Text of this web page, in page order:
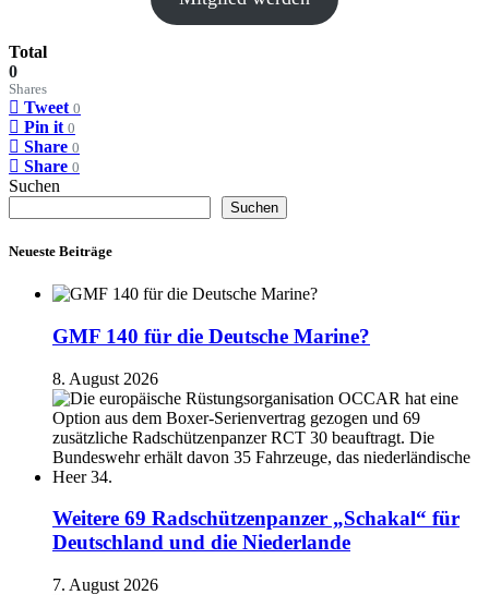
Total
0
Shares
Tweet 0
Pin it 0
Share 0
Share 0
Suchen
Suchen
Neueste Beiträge
GMF 140 für die Deutsche Marine?
8. August 2026
Weitere 69 Radschützenpanzer „Schakal“ für
Deutschland und die Niederlande
7. August 2026